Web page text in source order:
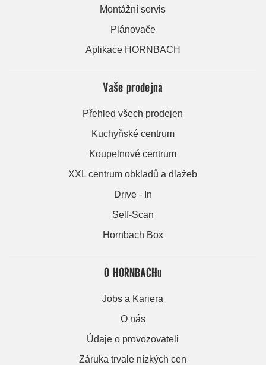
Montážní servis
Plánovače
Aplikace HORNBACH
Vaše prodejna
Přehled všech prodejen
Kuchyňské centrum
Koupelnové centrum
XXL centrum obkladů a dlažeb
Drive - In
Self-Scan
Hornbach Box
O HORNBACHu
Jobs a Kariera
O nás
Údaje o provozovateli
Záruka trvale nízkých cen